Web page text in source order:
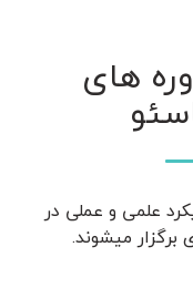
های
علمی و عملی در
میشوند.